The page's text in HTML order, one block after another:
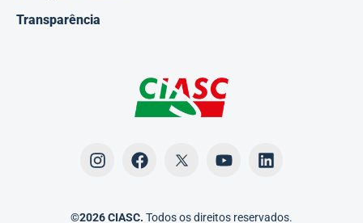
Transparência
©2026 CIASC. Todos os direitos reservados.